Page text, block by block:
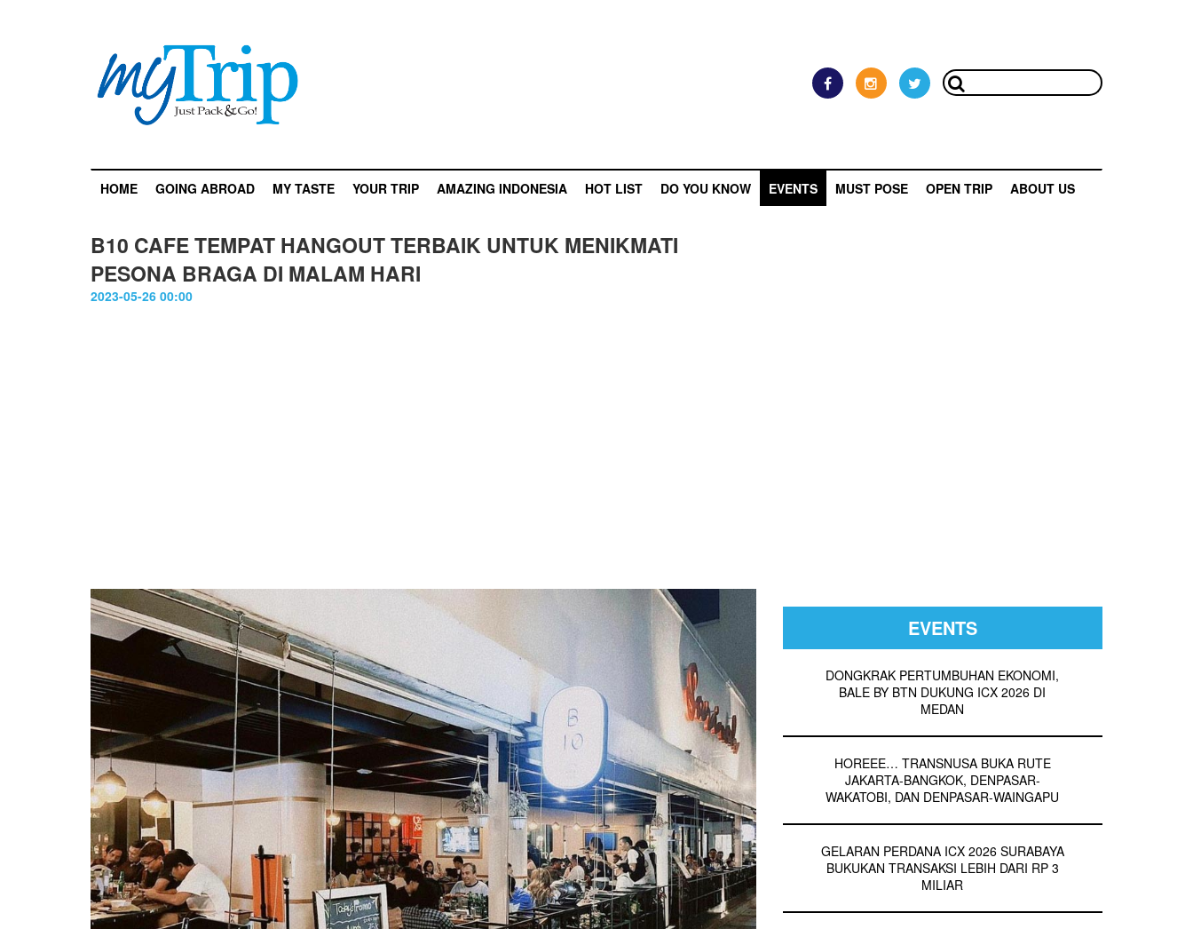
HOME GOING ABROAD MY TASTE YOUR TRIP AMAZING INDONESIA HOT LIST DO YOU KNOW EVENTS MUST POSE OPEN TRIP ABOUT US
B10 CAFE TEMPAT HANGOUT TERBAIK UNTUK MENIKMATI
PESONA BRAGA DI MALAM HARI
2023-05-26 00:00
EVENTS
DONGKRAK PERTUMBUHAN EKONOMI,
BALE BY BTN DUKUNG ICX 2026 DI
MEDAN
HOREEE… TRANSNUSA BUKA RUTE
JAKARTA-BANGKOK, DENPASAR-
WAKATOBI, DAN DENPASAR-WAINGAPU
GELARAN PERDANA ICX 2026 SURABAYA
BUKUKAN TRANSAKSI LEBIH DARI RP 3
MILIAR